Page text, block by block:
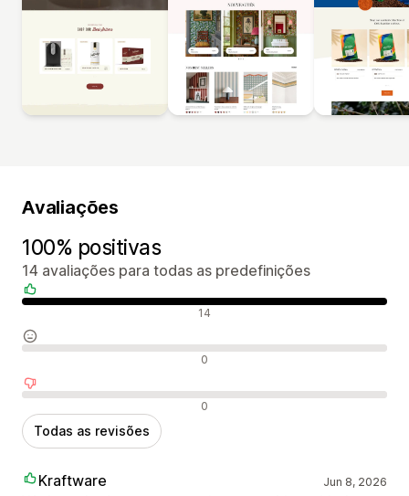
Avaliações
100% positivas
14 avaliações para todas as predefinições
Avaliações positivas 14
Avaliações neutras 0
Avaliações negativas 0
Todas as revisões
Kraftware Jun 8, 2026